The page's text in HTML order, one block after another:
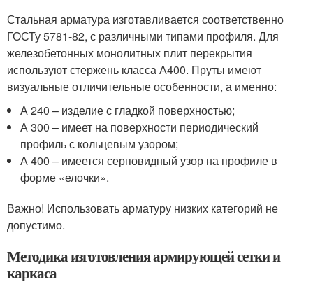
Стальная арматура изготавливается соответственно
ГОСТу 5781-82, с различными типами профиля. Для
железобетонных монолитных плит перекрытия
используют стержень класса А400. Пруты имеют
визуальные отличительные особенности, а именно:
А 240 – изделие с гладкой поверхностью;
А 300 – имеет на поверхности периодический
профиль с кольцевым узором;
А 400 – имеется серповидный узор на профиле в
форме «елочки».
Важно! Использовать арматуру низких категорий не
допустимо.
Методика изготовления армирующей сетки и
каркаса